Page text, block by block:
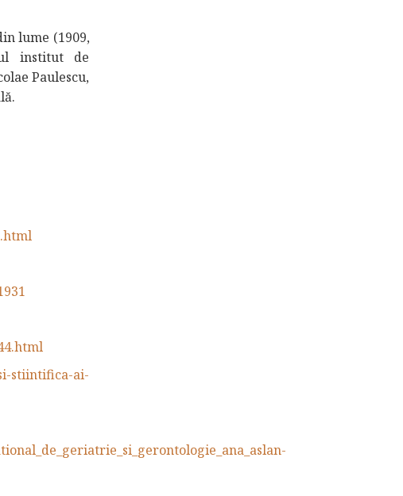
lume (1909,
institut de
Paulescu,
stiintifica-ai-